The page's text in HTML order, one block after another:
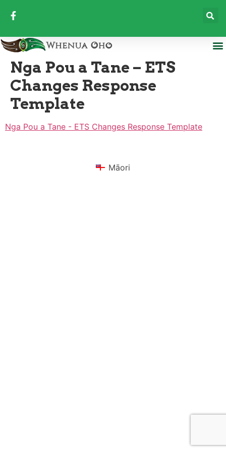
Nga Pou a Tane – ETS
Changes Response
Template
Nga Pou a Tane - ETS Changes Response Template
Māori